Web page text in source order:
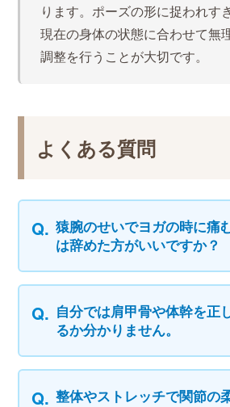
ります。ポーズの形に捉われす
現在の身体の状態に合わせて無
調整を行うことが大切です。
よくある質問
猿腕のせいでヨガの時に痛
は辞めた方がいいですか？
自分では肩甲骨や体幹を正
るか分かりません。
整体やストレッチで関節の